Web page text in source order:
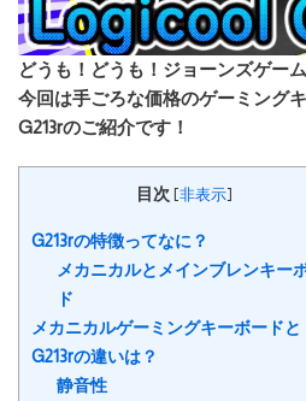
どうも！どうも！ジョーンズゲー
今回は手ごろな価格のゲーミング
G213rのご紹介です！
目次 [非表示]
G213rの特徴ってなに？
メカニカルとメインブレンキー
ド
メカニカルゲーミングキーボードと
G213rの違いは？
静音性